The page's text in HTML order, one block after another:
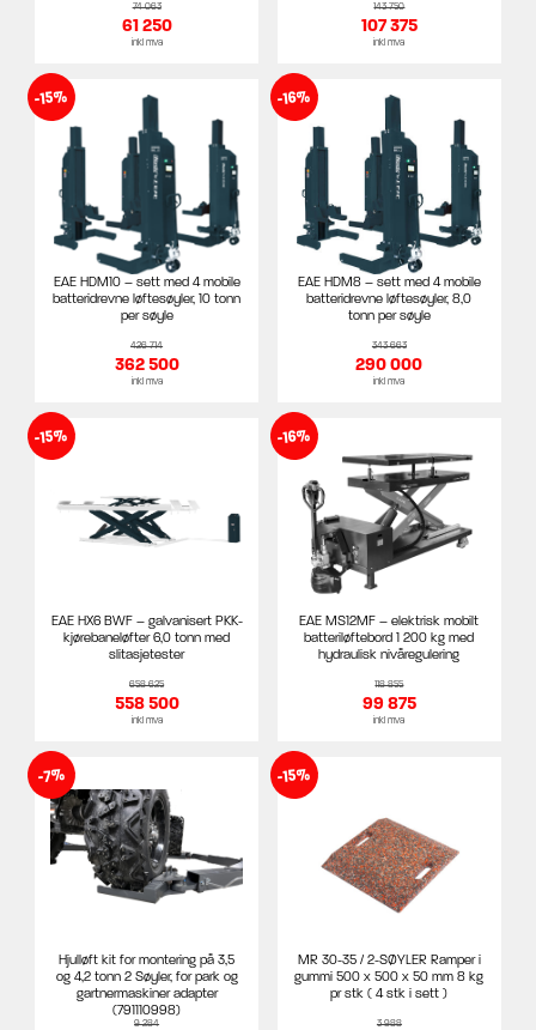
74 063
61 250
inkl mva
143 750
107 375
inkl mva
-15%
EAE HDM10 – sett med 4 mobile
batteridrevne løftesøyler, 10 tonn
per søyle
426 714
362 500
inkl mva
-16%
EAE HDM8 – sett med 4 mobile
batteridrevne løftesøyler, 8,0
tonn per søyle
343 663
290 000
inkl mva
-15%
EAE HX6 BWF – galvanisert PKK-
kjørebaneløfter 6,0 tonn med
slitasjetester
658 625
558 500
inkl mva
-16%
EAE MS12MF – elektrisk mobilt
batteriløftebord 1 200 kg med
hydraulisk nivåregulering
118 855
99 875
inkl mva
-7%
Hjulløft kit for montering på 3,5
og 4,2 tonn 2 Søyler, for park og
gartnermaskiner adapter
(791110998)
9 284
-15%
MR 30-35 / 2-SØYLER Ramper i
gummi 500 x 500 x 50 mm 8 kg
pr stk ( 4 stk i sett )
3 988